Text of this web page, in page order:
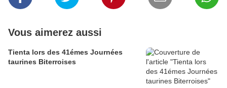
Vous aimerez aussi
Tienta lors des 41émes Journées
taurines Biterroises